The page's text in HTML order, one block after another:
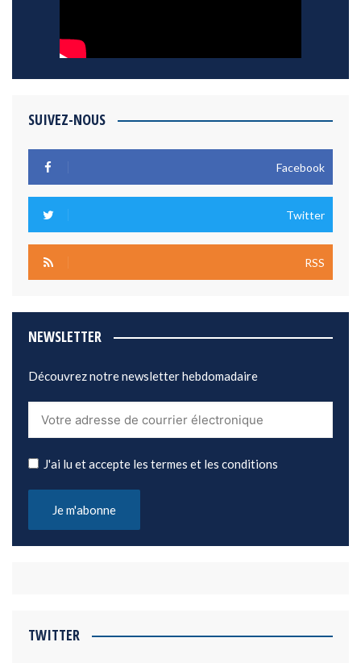
SUIVEZ-NOUS
Facebook
Twitter
RSS
NEWSLETTER
Découvrez notre newsletter hebdomadaire
J'ai lu et accepte les termes et les conditions
TWITTER